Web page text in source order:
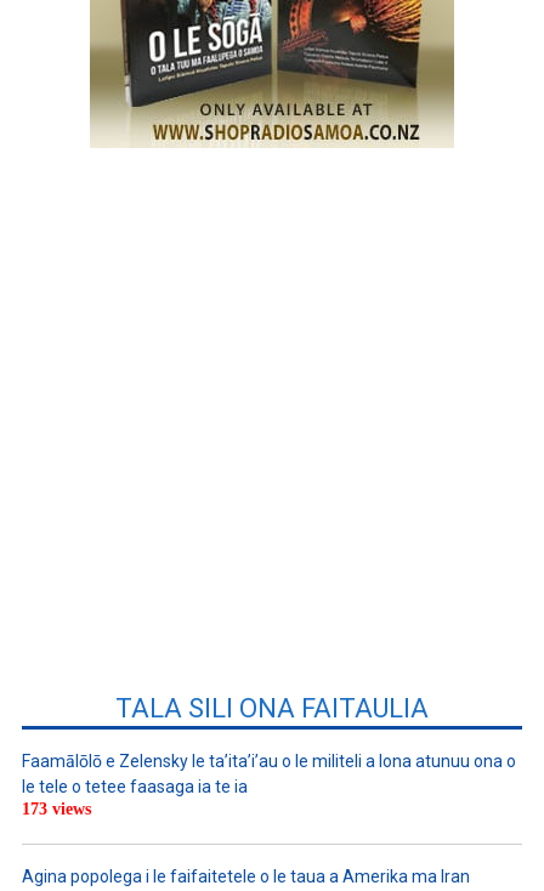
TALA SILI ONA FAITAULIA
Faamālōlō e Zelensky le ta’ita’i’au o le militeli a lona atunuu ona o
le tele o tetee faasaga ia te ia
173 views
Agina popolega i le faifaitetele o le taua a Amerika ma Iran